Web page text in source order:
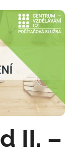
II. –